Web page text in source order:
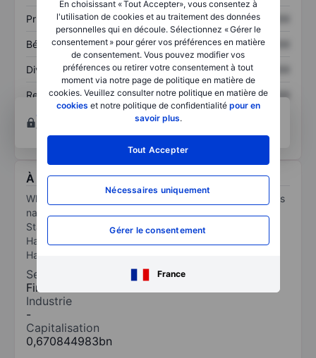
En choisissant « Tout Accepter», vous consentez à
l'utilisation de cookies et au traitement des données
personnelles qui en découle. Sélectionnez « Gérer le
consentement » pour gérer vos préférences en matière
de consentement. Vous pouvez modifier vos
préférences ou retirer votre consentement à tout
moment via notre page de politique en matière de
cookies. Veuillez consulter notre politique en matière de
cookies et notre politique de confidentialité pour en
savoir plus.
Tout Accepter
Nécessaires uniquement
Gérer le consentement
France
Prix / ventes XXXXXXX XXXXXXX
Bénéfice par action XXXXXXX XXXXXXX
Dividende par action XXXXXXX XXXXXXX
Rendement des
capitaux propres
XXXXXXX
XXXXXXX
Ouvrir un compte
pour accéder à d’autres outils
techniques et d’analyses.
À propos WhiteHawk Minerals Corp
WhiteHawk Minerals Corp acquires, owns, and manages
natural gas mineral and royalty interests in the United
States. Its assets are located in the Marcellus and
Haynesville Shales within the Appalachian and
Haynesville Basins.
Secteur
Finance
Industrie
-
Capitalisation
0,670844983bn